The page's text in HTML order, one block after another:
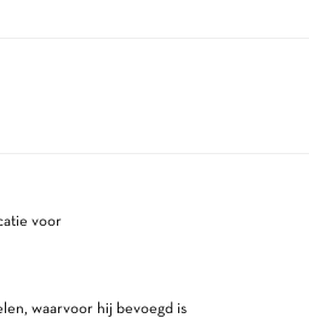
voor
waarvoor hij bevoegd is